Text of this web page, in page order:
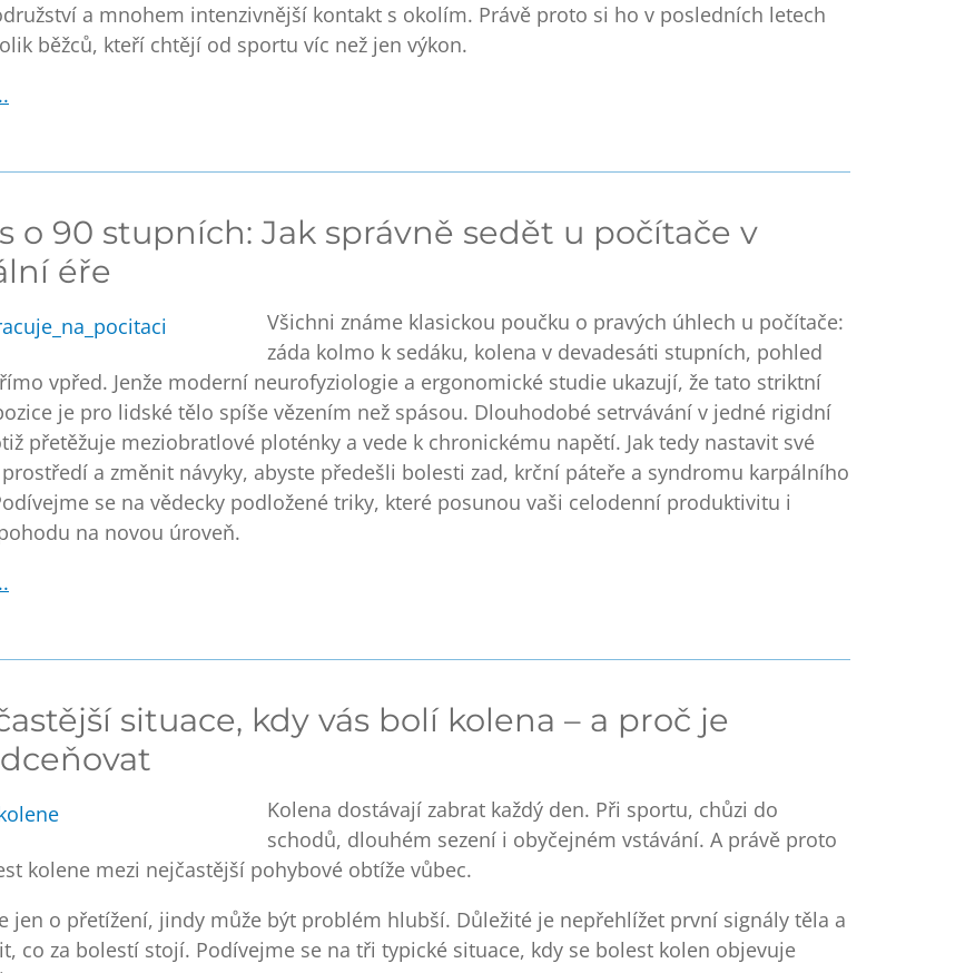
a mnohem intenzivnější kontakt s okolím. Právě proto si ho v posledních letech
běžců, kteří chtějí od sportu víc než jen výkon.
o 90 stupních: Jak správně sedět u počítače v
éře
Všichni známe klasickou poučku o pravých úhlech u počítače:
záda kolmo k sedáku, kolena v devadesáti stupních, pohled
vpřed. Jenže moderní neurofyziologie a ergonomické studie ukazují, že tato striktní
je pro lidské tělo spíše vězením než spásou. Dlouhodobé setrvávání v jedné rigidní
přetěžuje meziobratlové ploténky a vede k chronickému napětí. Jak tedy nastavit své
a změnit návyky, abyste předešli bolesti zad, krční páteře a syndromu karpálního
se na vědecky podložené triky, které posunou vaši celodenní produktivitu i
na novou úroveň.
situace, kdy vás bolí kolena – a proč je
Kolena dostávají zabrat každý den. Při sportu, chůzi do
schodů, dlouhém sezení i obyčejném vstávání. A právě proto
kolene mezi nejčastější pohybové obtíže vůbec.
jen o přetížení, jindy může být problém hlubší. Důležité je nepřehlížet první signály těla a
co za bolestí stojí. Podívejme se na tři typické situace, kdy se bolest kolen objevuje